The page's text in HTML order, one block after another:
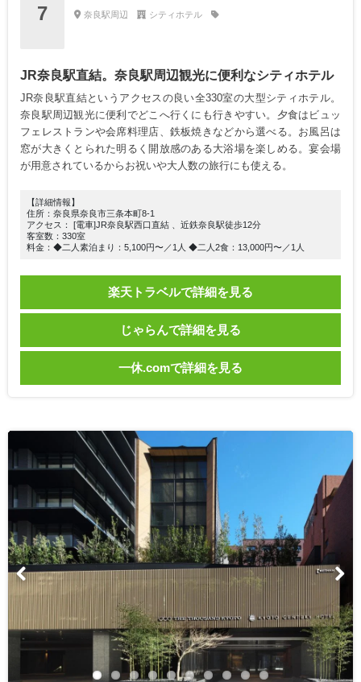
7 奈良駅周辺 シティホテル
JR奈良駅直結。奈良駅周辺観光に便利なシティホテル
JR奈良駅直結というアクセスの良い全330室の大型シティホテル。
奈良駅周辺観光に便利でどこへ行くにも行きやすい。夕食はビュッ
フェレストランや会席料理店、鉄板焼きなどから選べる。お風呂は
窓が大きくとられた明るく開放感のある大浴場を楽しめる。宴会場
が用意されているからお祝いや大人数の旅行にも使える。
【詳細情報】
住所：奈良県奈良市三条本町8-1
アクセス： [電車]JR奈良駅西口直結 、近鉄奈良駅徒歩12分
客室数：330室
料金：◆二人素泊まり：5,100円〜／1人 ◆二人2食：13,000円〜／1人
楽天トラベルで詳細を見る
じゃらんで詳細を見る
一休.comで詳細を見る